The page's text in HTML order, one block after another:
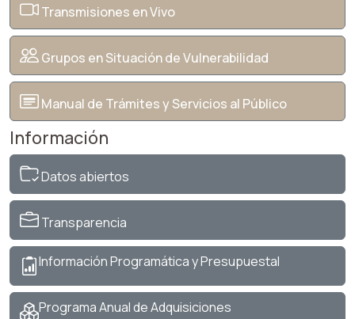
Transmisiones en Vivo
Grupos en Situación de Vulnerabilidad
Manual de Trámites y Servicios al Público
Información
Datos abiertos
Transparencia
Información Programática y Presupuestal
Programa Anual de Adquisiciones